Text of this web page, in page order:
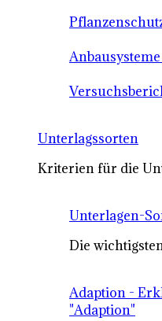
Unterlagssorten
Kriterien für die
Unterlagen-
Die
Adaption -
"Adaption"